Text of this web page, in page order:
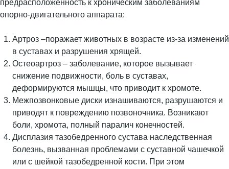
предрасположенность к хроническим заболеваниям
опорно-двигательного аппарата:
Артроз –поражает животных в возрасте из-за изменений
в суставах и разрушения хрящей.
Остеоартроз – заболевание, которое вызывает
снижение подвижности, боль в суставах,
деформируются мышцы, что приводит к хромоте.
Межпозвонковые диски изнашиваются, разрушаются и
приводят к повреждению позвоночника. Возникают
боли, хромота, полный паралич конечностей.
Дисплазия тазобедренного сустава наследственная
болезнь, вызванная проблемами с суставной чашечкой
или с шейкой тазобедренной кости. При этом